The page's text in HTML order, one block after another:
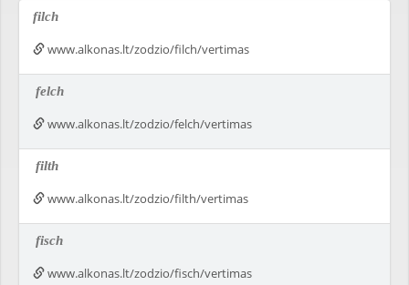
filch
www.alkonas.lt/zodzio/filch/vertimas
felch
www.alkonas.lt/zodzio/felch/vertimas
filth
www.alkonas.lt/zodzio/filth/vertimas
fisch
www.alkonas.lt/zodzio/fisch/vertimas